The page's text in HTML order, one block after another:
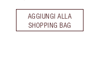
AGGIUNGI ALLA
SHOPPING BAG